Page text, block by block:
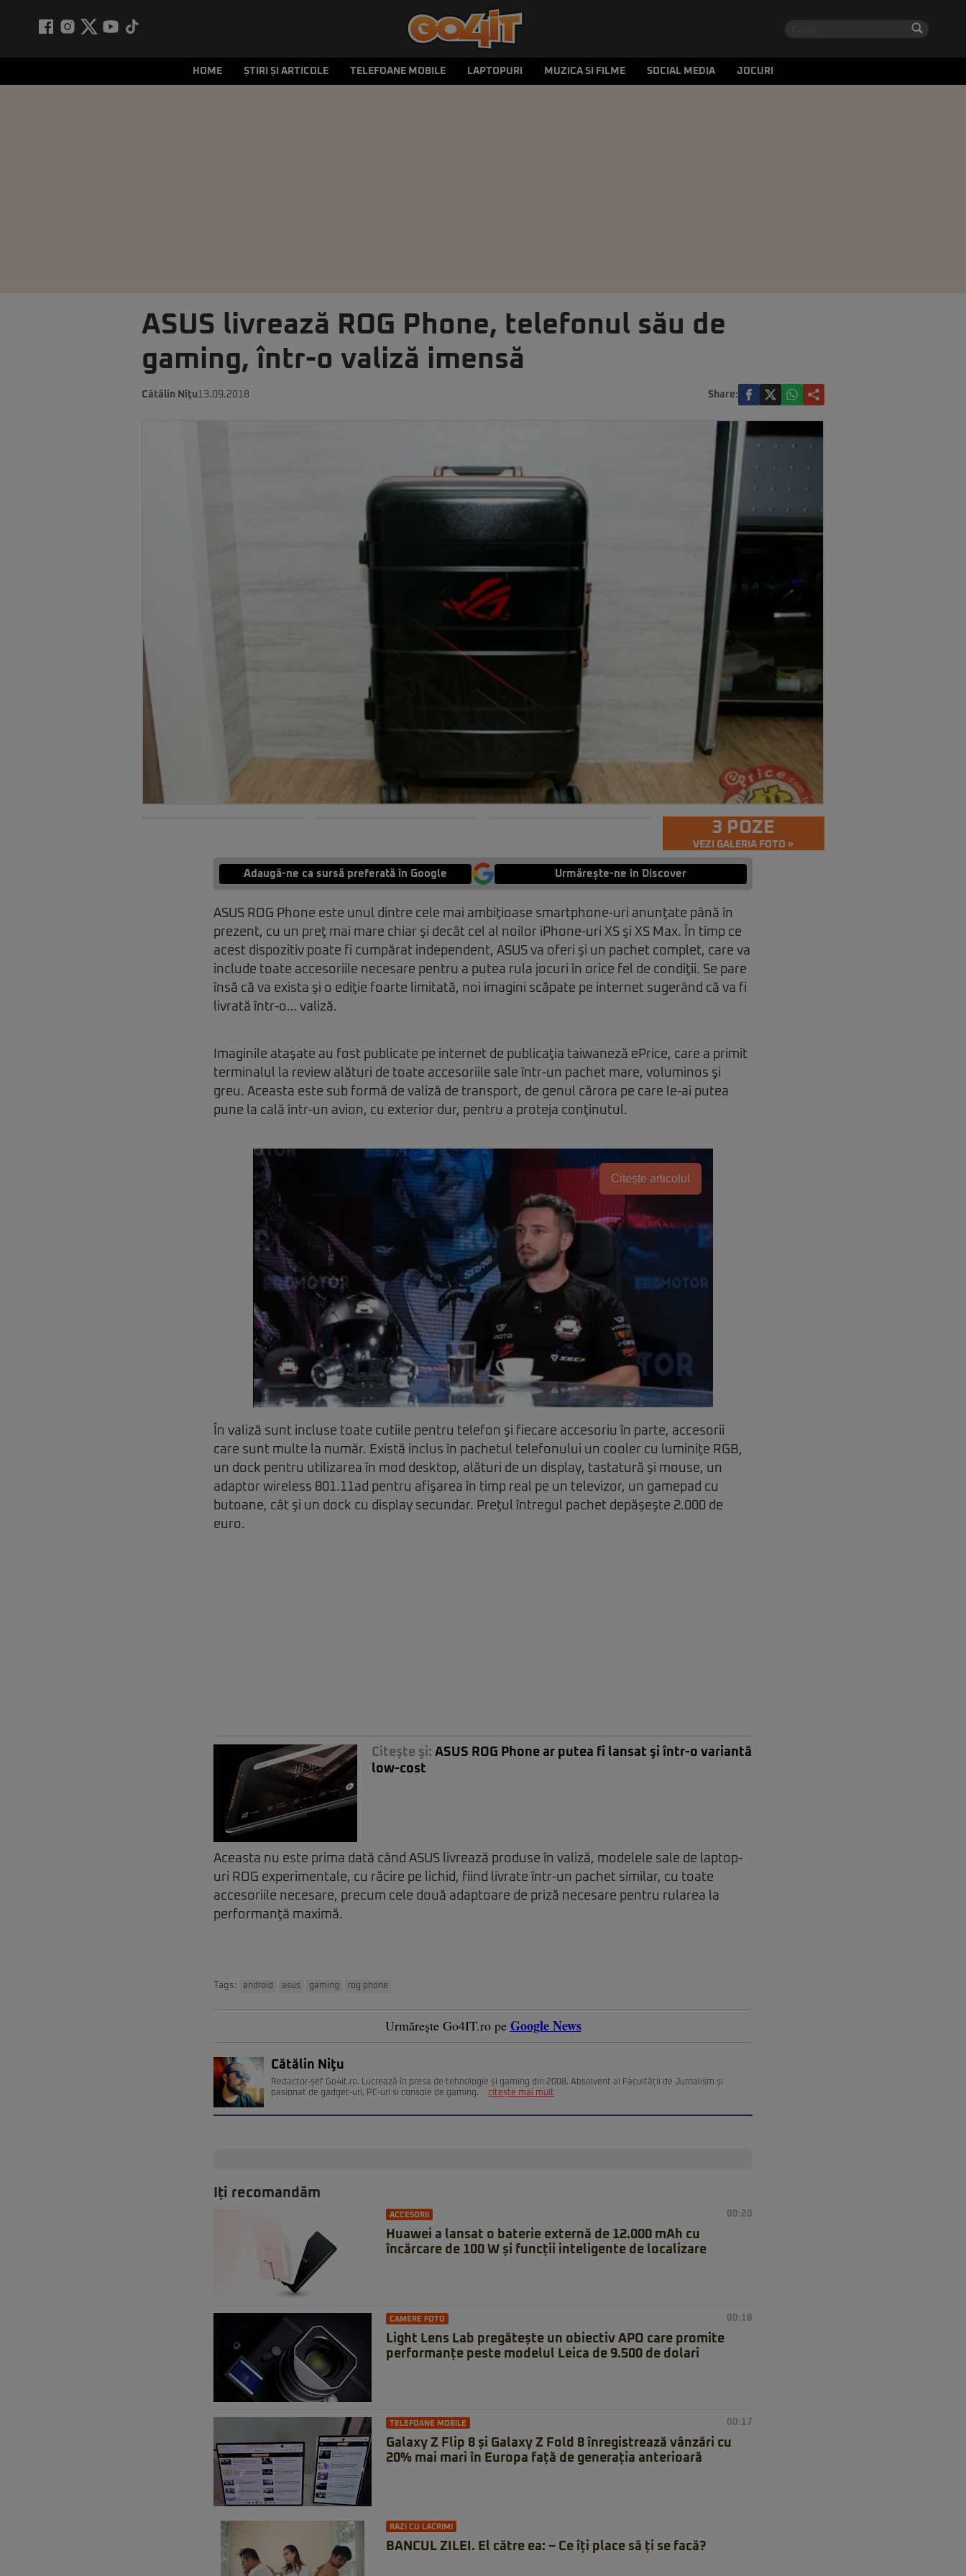
HOME ȘTIRI ȘI ARTICOLE TELEFOANE MOBILE LAPTOPURI MUZICA SI FILME SOCIAL MEDIA JOCURI
ASUS livrează ROG Phone, telefonul său de
gaming, într-o valiză imensă
Cătălin Niţu13.09.2018 Share:
3 POZE
VEZI GALERIA FOTO »
Adaugă-ne ca sursă preferată în Google Urmărește-ne in Discover
ASUS ROG Phone este unul dintre cele mai ambiţioase smartphone-uri anunţate până în
prezent, cu un preţ mai mare chiar şi decât cel al noilor iPhone-uri XS şi XS Max. În timp ce
acest dispozitiv poate fi cumpărat independent, ASUS va oferi şi un pachet complet, care va
include toate accesoriile necesare pentru a putea rula jocuri în orice fel de condiţii. Se pare
însă că va exista şi o ediţie foarte limitată, noi imagini scăpate pe internet sugerând că va fi
livrată într-o… valiză.
Imaginile ataşate au fost publicate pe internet de publicaţia taiwaneză ePrice, care a primit
terminalul la review alături de toate accesoriile sale într-un pachet mare, voluminos şi
greu. Aceasta este sub formă de valiză de transport, de genul cărora pe care le-ai putea
pune la cală într-un avion, cu exterior dur, pentru a proteja conţinutul.
Citește articolul
În valiză sunt incluse toate cutiile pentru telefon şi fiecare accesoriu în parte, accesorii
care sunt multe la număr. Există inclus în pachetul telefonului un cooler cu luminiţe RGB,
un dock pentru utilizarea în mod desktop, alături de un display, tastatură şi mouse, un
adaptor wireless 801.11ad pentru afişarea în timp real pe un televizor, un gamepad cu
butoane, cât şi un dock cu display secundar. Preţul întregul pachet depăşeşte 2.000 de
euro.
Citeşte şi: ASUS ROG Phone ar putea fi lansat şi într-o variantă
low-cost
Aceasta nu este prima dată când ASUS livrează produse în valiză, modelele sale de laptop-
uri ROG experimentale, cu răcire pe lichid, fiind livrate într-un pachet similar, cu toate
accesoriile necesare, precum cele două adaptoare de priză necesare pentru rularea la
performanţă maximă.
Tags: android asus gaming rog phone
Urmărește Go4IT.ro pe Google News
Cătălin Niţu
Redactor-șef Go4it.ro. Lucrează în presa de tehnologie și gaming din 2008. Absolvent al Facultății de Jurnalism și
pasionat de gadget-uri, PC-uri și console de gaming.
citește mai mult
Iți recomandăm
ACCESORII 00:20
Huawei a lansat o baterie externă de 12.000 mAh cu
încărcare de 100 W și funcții inteligente de localizare
CAMERE FOTO 00:18
Light Lens Lab pregătește un obiectiv APO care promite
performanțe peste modelul Leica de 9.500 de dolari
TELEFOANE MOBILE 00:17
Galaxy Z Flip 8 și Galaxy Z Fold 8 înregistrează vânzări cu
20% mai mari în Europa față de generația anterioară
RAZI CU LACRIMI
BANCUL ZILEI. El către ea: – Ce îți place să ți se facă?